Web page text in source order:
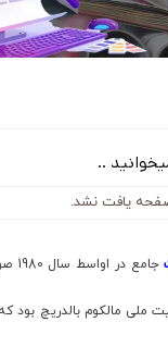
..
یافت نشد.
ملی مالکوم بالدریچ بود